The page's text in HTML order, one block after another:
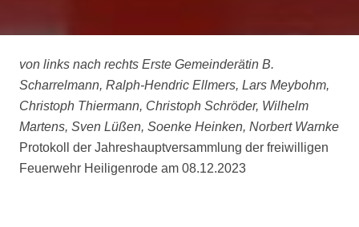
von links nach rechts Erste Gemeinderätin B.
Scharrelmann, Ralph-Hendric Ellmers, Lars Meybohm,
Christoph Thiermann, Christoph Schröder, Wilhelm
Martens, Sven Lüßen, Soenke Heinken, Norbert Warnke
Protokoll der Jahreshauptversammlung der freiwilligen
Feuerwehr Heiligenrode am 08.12.2023